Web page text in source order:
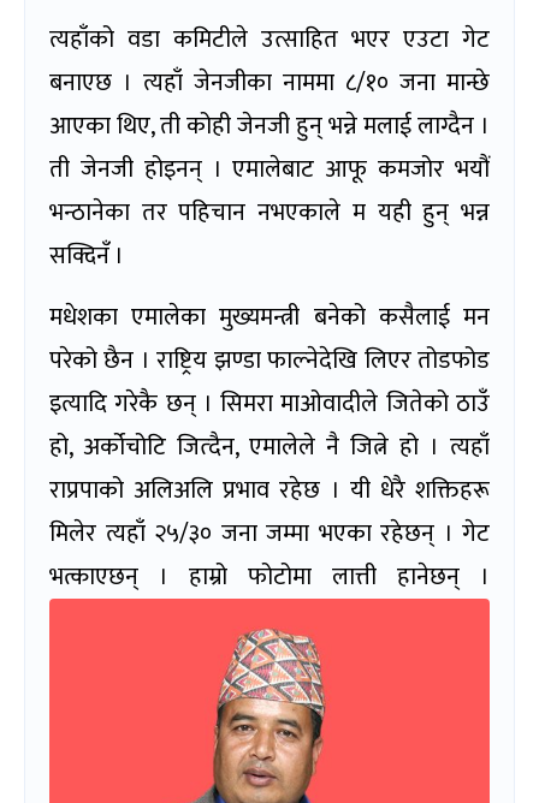
त्यहाँको वडा कमिटीले उत्साहित भएर एउटा गेट
बनाएछ । त्यहाँ जेनजीका नाममा ८/१० जना मान्छे
आएका थिए, ती कोही जेनजी हुन् भन्ने मलाई लाग्दैन ।
ती जेनजी होइनन् । एमालेबाट आफू कमजोर भयौं
भन्ठानेका तर पहिचान नभएकाले म यही हुन् भन्न
सक्दिनँ ।
मधेशका एमालेका मुख्यमन्त्री बनेको कसैलाई मन
परेको छैन । राष्ट्रिय झण्डा फाल्नेदेखि लिएर तोडफोड
इत्यादि गरेकै छन् । सिमरा माओवादीले जितेको ठाउँ
हो, अर्कोचोटि जित्दैन, एमालेले नै जित्ने हो । त्यहाँ
राप्रपाको अलिअलि प्रभाव रहेछ । यी धेरै शक्तिहरू
मिलेर त्यहाँ २५/३० जना जम्मा भएका रहेछन् । गेट
भत्काएछन् । हाम्रो फोटोमा लात्ती हानेछन् ।